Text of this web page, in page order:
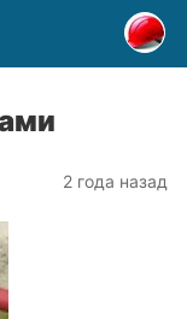
2 года назад